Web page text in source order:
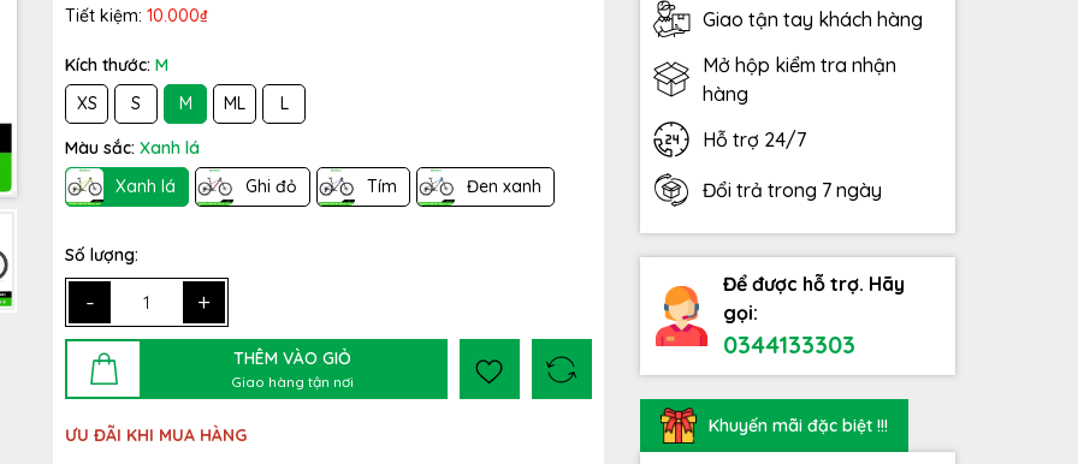
Tiết kiệm: 10.000₫
Kích thước: M
XS
S M ML L
Màu sắc: Xanh lá
Xanh lá
Ghi đỏ Tím Đen xanh
Số lượng:
- +
THÊM VÀO GIỎ
Giao hàng tận nơi
ƯU ĐÃI KHI MUA HÀNG
Giao tận tay khách hàng
Mở hộp kiểm tra nhận
hàng
Hỗ trợ 24/7
Đổi trả trong 7 ngày
Để được hỗ trợ. Hãy
gọi:
0344133303
Khuyến mãi đặc biệt !!!